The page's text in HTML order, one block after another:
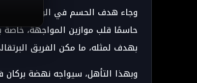
وجاء هدف الحسم في الوقت بدل
حاسمًا قلب موازين المواجهة، خاصة
بهدف لمثله، ما مكن الفريق
وبهذا التأهل، سيواجه نهضة